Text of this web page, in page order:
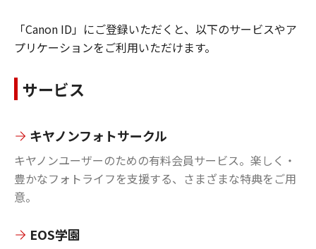
「Canon ID」にご登録いただくと、以下のサービスやア
プリケーションをご利用いただけます。
サービス
キヤノンフォトサークル
キヤノンユーザーのための有料会員サービス。楽しく・
豊かなフォトライフを支援する、さまざまな特典をご用
意。
EOS学園